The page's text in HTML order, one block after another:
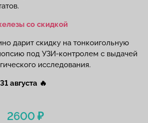
2600 ₽
со скидкой
дарит скидку на тонкоигольную
под УЗИ-контролем с выдачей
исследования.
августа 🔥